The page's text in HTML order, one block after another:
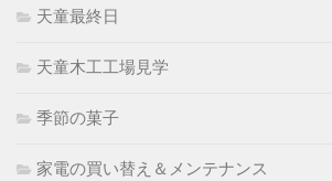
天童最終日
天童木工工場見学
季節の菓子
家電の買い替え＆メンテナンス